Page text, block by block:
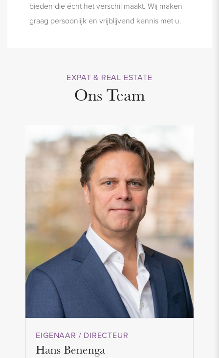
bieden die écht het verschil maakt. Wij maken
graag persoonlijk en vrijblijvend kennis met u.
EXPAT & REAL ESTATE
Ons Team
EIGENAAR / DIRECTEUR
Hans Benenga